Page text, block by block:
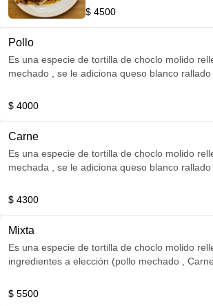
encima
$ 4500
Pollo
Es una especie de tortilla de choclo molido
mechado , se le adiciona queso blanco rallado
$ 4000
Carne
Es una especie de tortilla de choclo molido
mechada , se le adiciona queso blanco rallado
$ 4300
Mixta
Es una especie de tortilla de choclo molido
ingredientes a elección (pollo mechado ,
$ 5500